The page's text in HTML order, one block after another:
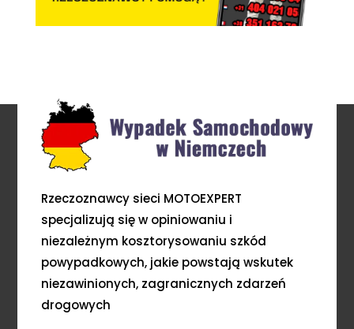
Rzeczoznawcy sieci MOTOEXPERT
specjalizują się w opiniowaniu i
niezależnym kosztorysowaniu szkód
powypadkowych, jakie powstają wskutek
niezawinionych, zagranicznych zdarzeń
drogowych